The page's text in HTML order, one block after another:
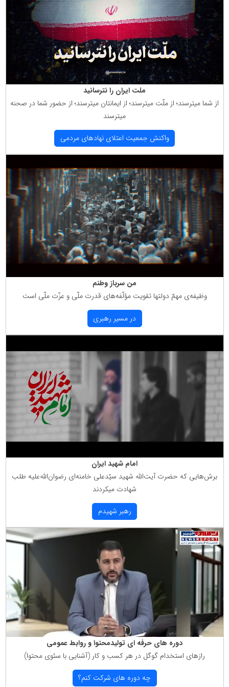
ملت ایران را نترسانید
از شما میترسند؛ از ملّت میترسند؛ از ایمانتان میترسند؛ از حضور شما در صحنه
میترسند
واكنش جمعیت اعتلای نهادهای مردمی
من سرباز وطنم
وظیفه‌ی مهمّ دولتها تقویت مؤلّفه‌های قدرت ملّی و عزّت ملّی است
در مسیر رهبری
امام شهید ایران
برش‌هایی كه حضرت آیت‌الله شهید سیّدعلی خامنه‌ای رضوان‌الله‌علیه طلب
شهادت میكردند
رهبر شهیدم
دوره های حرفه ای تولیدمحتوا و روابط عمومی
رازهای استخدام گوگل در هر كسب و كار (آشنایی با سئوی محتوا)
چه دوره های شركت كنم؟